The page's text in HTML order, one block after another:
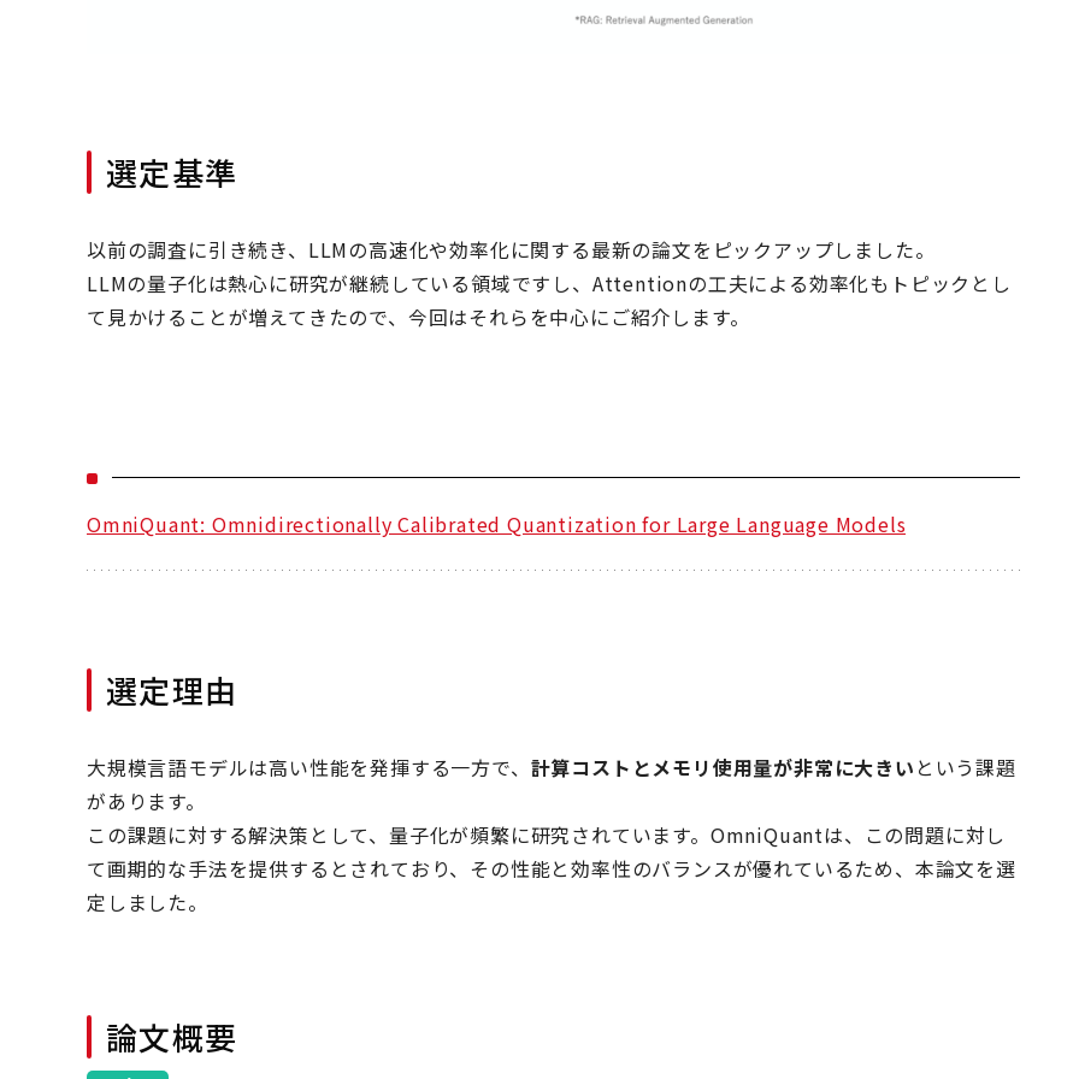
選定基準
以前の調査に引き続き、LLMの高速化や効率化に関する最新の論文をピックアップしました。
LLMの量子化は熱心に研究が継続している領域ですし、Attentionの工夫による効率化もトピックとし
て見かけることが増えてきたので、今回はそれらを中心にご紹介します。
OmniQuant: Omnidirectionally Calibrated Quantization for Large Language Models
選定理由
大規模言語モデルは高い性能を発揮する一方で、 計算コストとメモリ使用量が非常に大きい という課題
があります。
この課題に対する解決策として、量子化が頻繁に研究されています。OmniQuantは、この問題に対し
て画期的な手法を提供するとされており、その性能と効率性のバランスが優れているため、本論文を選
定しました。
論文概要